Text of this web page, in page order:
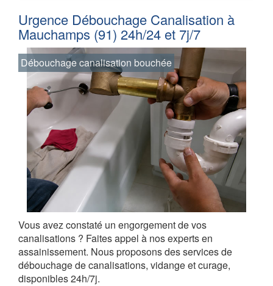
Urgence Débouchage Canalisation à
Mauchamps (91) 24h/24 et 7j/7
Débouchage canalisation bouchée
Vous avez constaté un engorgement de vos
canalisations ? Faites appel à nos experts en
assainissement. Nous proposons des services de
débouchage de canalisations, vidange et curage,
disponibles 24h/7j.